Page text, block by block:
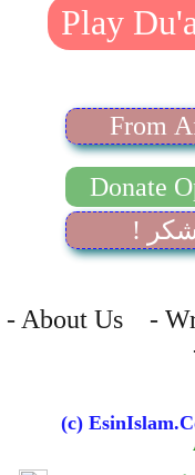
From
- About Us -
(c)